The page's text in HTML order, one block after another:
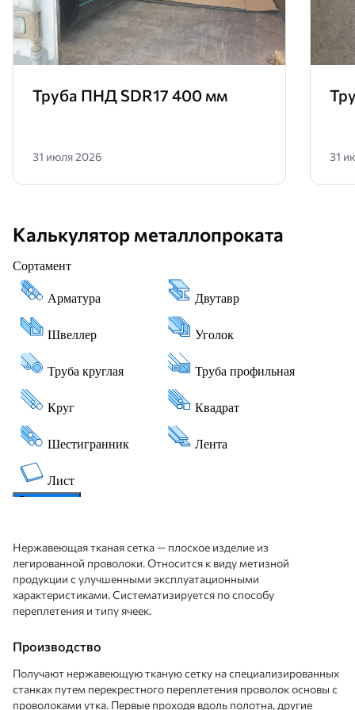
Труба ПНД SDR17 400 мм
31 июля 2026 31
Калькулятор металлопроката
Нержавеющая тканая сетка — плоское изделие из
легированной проволоки. Относится к виду метизной
продукции с улучшенными эксплуатационными
характеристиками. Систематизируется по способу
переплетения и типу ячеек.
Производство
Получают нержавеющую тканую сетку на специализированных
станках путем перекрестного переплетения проволок основы с
проволоками утка. Первые проходя вдоль полотна, другие